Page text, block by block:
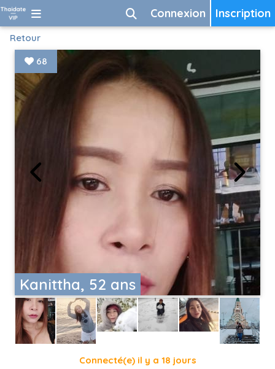
Inscription
Connexion
Retour
Kanittha, 52 ans
68
Connecté(e) il y a 18 jours